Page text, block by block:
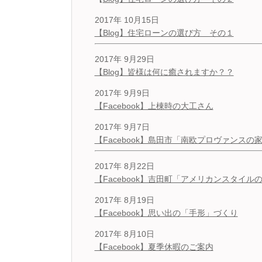
2017年 10月15日
【Blog】住宅ローンの選び方 その１
2017年 9月29日
【Blog】皆様は何に癒されますか？？
2017年 9月9日
【Facebook】上棟時の大工さん
2017年 9月7日
【Facebook】島田市「南欧プロヴァンスの
2017年 8月22日
【Facebook】吉田町「アメリカンスタイル
2017年 8月19日
【Facebook】思い出の「手形」づくり
2017年 8月10日
【Facebook】夏季休暇のご案内